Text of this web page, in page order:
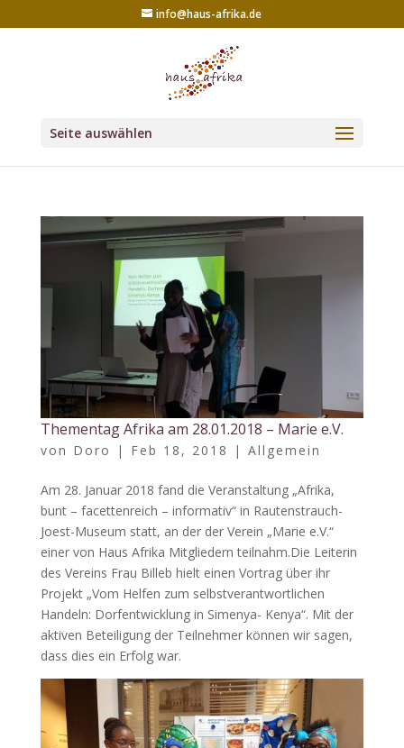
info@haus-afrika.de
Seite auswählen
Thementag Afrika am 28.01.2018 – Marie e.V.
von Doro | Feb 18, 2018 | Allgemein
Am 28. Januar 2018 fand die Veranstaltung „Afrika,
bunt – facettenreich – informativ“ in Rautenstrauch-
Joest-Museum statt, an der der Verein „Marie e.V.“
einer von Haus Afrika Mitgliedern teilnahm.Die Leiterin
des Vereins Frau Billeb hielt einen Vortrag über ihr
Projekt „Vom Helfen zum selbstverantwortlichen
Handeln: Dorfentwicklung in Simenya- Kenya“. Mit der
aktiven Beteiligung der Teilnehmer können wir sagen,
dass dies ein Erfolg war.